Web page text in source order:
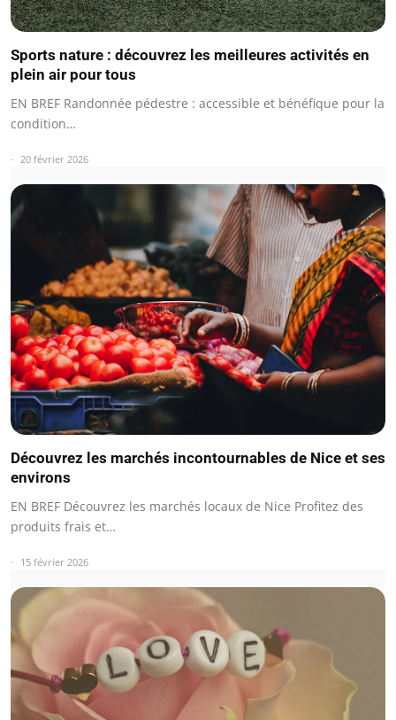
Sports nature : découvrez les meilleures activités en
plein air pour tous
EN BREF Randonnée pédestre : accessible et bénéfique pour la
condition…
20 février 2026
Découvrez les marchés incontournables de Nice et ses
environs
EN BREF Découvrez les marchés locaux de Nice Profitez des
produits frais et…
15 février 2026